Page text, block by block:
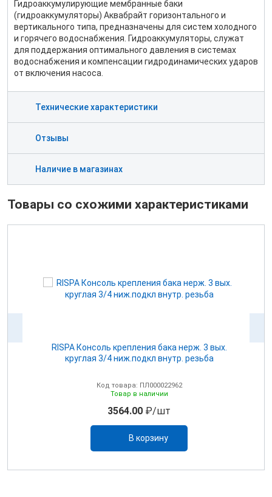
Гидроаккумулирующие мембранные баки
(гидроаккумуляторы) Аквабрайт горизонтального и
вертикального типа, предназначены для систем холодного
и горячего водоснабжения. Гидроаккумуляторы, служат
для поддержания оптимального давления в системах
водоснабжения и компенсации гидродинамических ударов
от включения насоса.
Технические характеристики
Отзывы
Наличие в магазинах
Товары со схожими характеристиками
RISPA Консоль крепления бака нерж. 3 вых.
круглая 3/4 ниж.подкл внутр. резьба
Код товара: ПЛ000022962
Товар в наличии
3564.00 ₽/шт
В корзину